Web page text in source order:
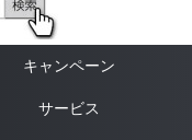
キャンペーン
サービス